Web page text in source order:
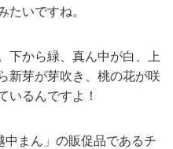
いですね。
下から緑、真ん中が白、上
新芽が芽吹き、桃の花が咲
いるんですよ！
まん」の販促品であるチ